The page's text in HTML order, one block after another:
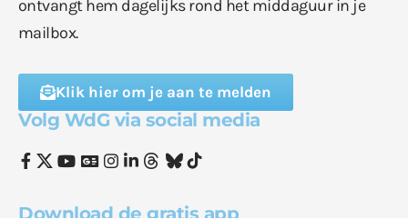
ontvangt hem dagelijks rond het middaguur in je
mailbox.
Klik hier om je aan te melden
Volg WdG via social media
Download de gratis app